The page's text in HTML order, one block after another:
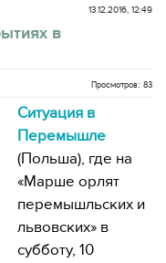
13.12.2016, 12:49
в
Просмотров: 83
Ситуация в
Перемышле
(Польша), где на
«Марше орлят
перемышльских и
львовских» в
субботу, 10